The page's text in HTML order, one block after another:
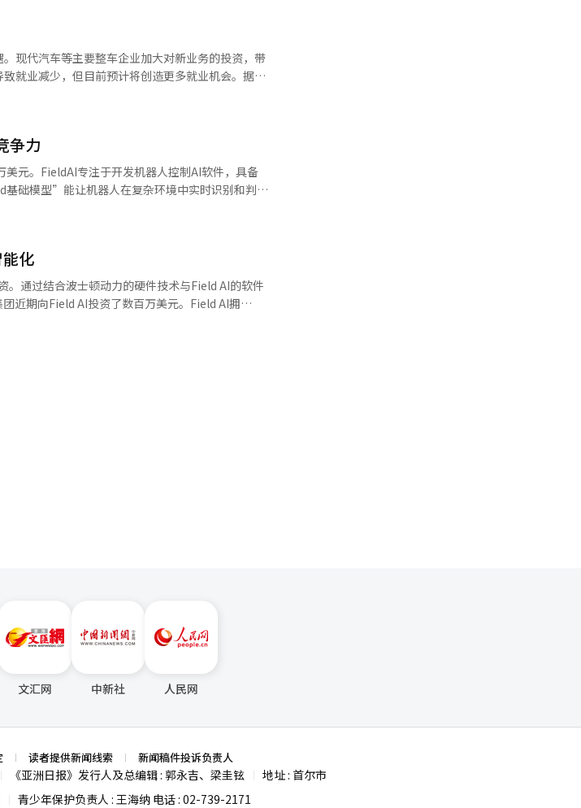
，可能影响郑义宣会长及主要股东的股权价值，并
构可能发生变化。※ 本报道经人工智能（AI）系统
低利润，未来生产规模扩大时提高盈利能力。
负责。现代摩比斯已建立全球汽车零部件供应
团将机器人技术设为未来业务的核心之一，并扩大
和移动机器人平台“MobED”等多种机器人技
通用工作机器人，正在研究其在重复工作辅助或
正在慎重考虑是否应用。※ 本报道经人工智能
将加速。现代汽车集团计划在2027年初让波士顿
择，下半年进行公开募股程序。全球市场研究机构
力的Atlas预计将占据约16%的市场份额。KB证券
万亿韩元。金融界认为，通过波士顿动力上市，
团收购波士顿动力时，个人投资约2400亿韩元，
长的股份继承和赠与也需要额外资金。波士顿动
表示：“波士顿动力的上市是现代汽车集团治理结
现代汽车等主要整车企业加大对新业务的投资，带
就业减少，但目前预计将创造更多就业机会。据业
北美电动化工厂的运营和高附加值零部件的生产增
的发言人表示：“我们正在招聘优秀人才开发机器
收入来源。”其他零部件公司也在利用自身优势进
代汽车的移动物流机器人MobED，预计将扩大销
售1万至1.5万台，年销售额预计在1500亿至2000
“机器人零部件与汽车电动化零部件技术并不完全
结构转型效果也体现在就业数据上。根据韩国就业
至去年6月，韩国汽车零部件制造业从业人员为25
增加334家。业内人士认为，整车企业的未来业务
，行业正向电子和软件为中心转型，就业结构也在
“全球整车企业的新业务需求可能促成了零部件行
争力
元。FieldAI专注于开发机器人控制AI软件，具备
础模型”能让机器人在复杂环境中实时识别和判断
尔资本和N Ventures等超过4亿美元的投资。现代
车集团计划于2028年在美国乔治亚州的HMGMA工
能（AI）系统翻译与编辑。
化
。通过结合波士顿动力的硬件技术与Field AI的软件
近期向Field AI投资了数百万美元。Field AI拥
识别和判断。去年，该公司从贝佐斯探险和英特
厂等复杂环境。其软件已在波士顿动力的四足机器
代人形机器人‘Atlas’，使其具备应对工业现场突
造的Meta Plant America的进程。◆ 朴民宇加入，
文汇网 中新社 人民网
读者提供新闻线索 新闻稿件投诉负责人
《亚洲日报》发行人及总编辑 : 郭永吉、梁圭铉
地址 : 首尔市
青少年保护负责人 : 王海纳 电话 : 02-739-2171